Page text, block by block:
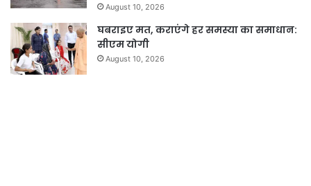
August 10, 2026
घबराइए मत, कराएंगे हर समस्या का समाधान:
सीएम योगी
August 10, 2026